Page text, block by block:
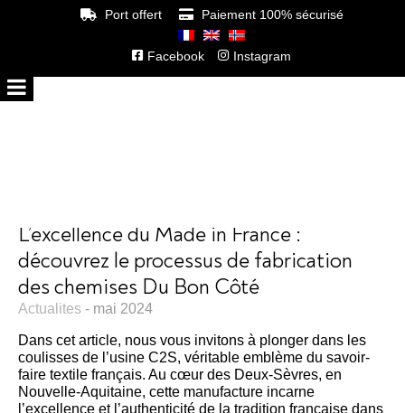
Port offert Paiement 100% sécurisé
Facebook Instagram
L’excellence du Made in France :
découvrez le processus de fabrication
des chemises Du Bon Côté
Actualites - mai 2024
Dans cet article, nous vous invitons à plonger dans les
coulisses de l’usine C2S, véritable emblème du savoir-
faire textile français. Au cœur des Deux-Sèvres, en
Nouvelle-Aquitaine, cette manufacture incarne
l’excellence et l’authenticité de la tradition française dans